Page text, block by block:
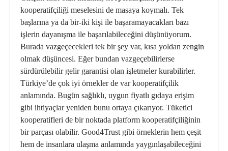
kooperatifçiliği mesele­sini de masaya koymalı. Tek
başlarına ya da bir-iki kişi ile başaramayacakları bazı
işlerin dayanışma ile başarılabile­ceğini düşünüyorum.
Burada vazge­çecekleri tek bir şey var, kısa yoldan zengin
olmak düşüncesi. Eğer bundan vazgeçebilirlerse
sürdürülebilir gelir garantisi olan işletmeler kurabilirler.
Türkiye’de çok iyi örnekler de var ko­operatifçilik
anlamında. Bugün sağlıklı, uygun fiyatlı gıdaya erişim
gibi ihti­yaçlar yeniden bunu ortaya çıkarıyor. Tüketici
kooperatifleri de bir noktada platform kooperatifçiliğinin
bir parçası olabilir. Good4Trust gibi örneklerin hem çeşit
hem de insanlara ulaşma anlamında yaygınlaşabileceğini